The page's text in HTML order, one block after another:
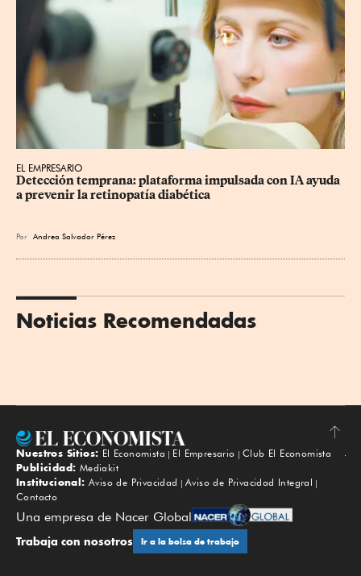
EL EMPRESARIO
Detección temprana: plataforma impulsada con IA ayuda
a prevenir la retinopatía diabética
Por Andrea Salvador Pérez
Noticias Recomendadas
Subir
Nuestros Sitios: El Economista El Empresario
Club El Economista
Publicidad: Mediakit
Institucional: Aviso de Privacidad
Aviso de Privacidad Integral
Contacto
Una empresa de Nacer Global
Trabaja con nosotros Ir a la bolsa de trabajo